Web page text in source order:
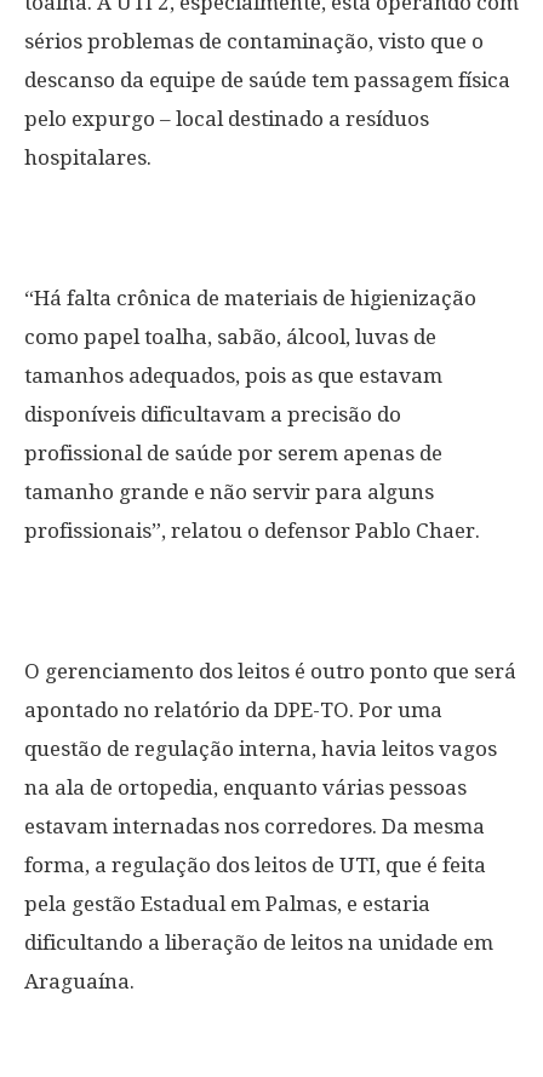
sérios problemas de contaminação, visto que o
descanso da equipe de saúde tem passagem física
pelo expurgo – local destinado a resíduos
hospitalares.
“Há falta crônica de materiais de higienização
como papel toalha, sabão, álcool, luvas de
tamanhos adequados, pois as que estavam
disponíveis dificultavam a precisão do
profissional de saúde por serem apenas de
tamanho grande e não servir para alguns
profissionais”, relatou o defensor Pablo Chaer.
O gerenciamento dos leitos é outro ponto que será
apontado no relatório da DPE-TO. Por uma
questão de regulação interna, havia leitos vagos
na ala de ortopedia, enquanto várias pessoas
estavam internadas nos corredores. Da mesma
forma, a regulação dos leitos de UTI, que é feita
pela gestão Estadual em Palmas, e estaria
dificultando a liberação de leitos na unidade em
Araguaína.